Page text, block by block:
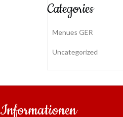
Categories
Menues GER
Uncategorized
Informationen